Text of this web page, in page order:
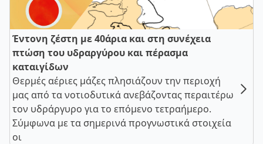
Έντονη ζέστη με 40άρια και στη συνέχεια
πτώση του υδραργύρου και πέρασμα
καταιγίδων
Θερμές αέριες μάζες πλησιάζουν την περιοχή
μας από τα νοτιοδυτικά ανεβάζοντας περαιτέρω
τον υδράργυρο για το επόμενο τετραήμερο.
Σύμφωνα με τα σημερινά προγνωστικά στοιχεία
οι